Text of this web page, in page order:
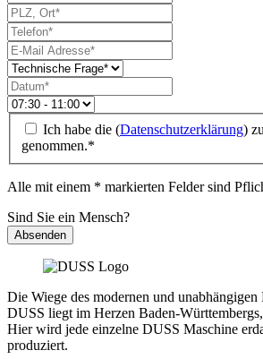
Ich habe die (Datenschutzerklärung)
genommen.*
Alle mit einem * markierten Felder sind
Sind Sie ein Mensch?
Absenden
Die Wiege des modernen und unabhängigen
DUSS liegt im Herzen Baden-
Hier wird jede einzelne DUSS Maschine
produziert.